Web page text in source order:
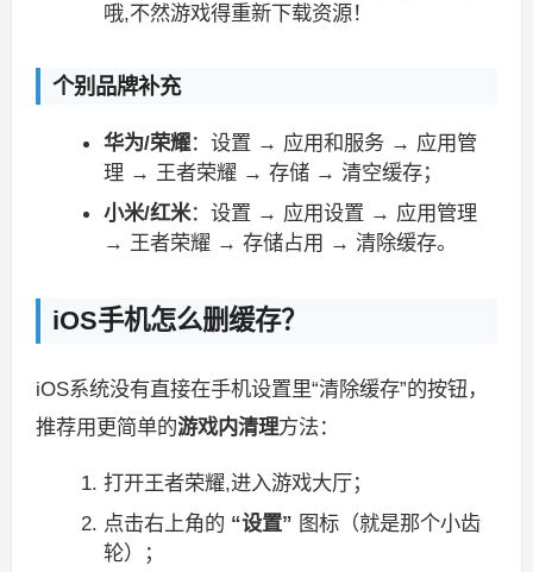
哦,不然游戏得重新下载资源！
个别品牌补充
华为/荣耀：设置 → 应用和服务 → 应用管
理 → 王者荣耀 → 存储 → 清空缓存；
小米/红米：设置 → 应用设置 → 应用管理
→ 王者荣耀 → 存储占用 → 清除缓存。
iOS手机怎么删缓存？
iOS系统没有直接在手机设置里“清除缓存”的按钮，
推荐用更简单的游戏内清理方法：
打开王者荣耀,进入游戏大厅；
点击右上角的 “设置” 图标（就是那个小齿
轮）；